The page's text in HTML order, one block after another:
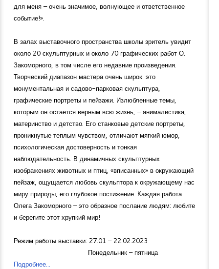
для меня – очень значимое, волнующее и ответственное
событие!».
В залах выставочного пространства школы зритель увидит
около 20 скульптурных и около 70 графических работ О.
Закоморного, в том числе его недавние произведения.
Творческий диапазон мастера очень широк: это
монументальная и садово-парковая скульптура,
графические портреты и пейзажи. Излюбленные темы,
которым он остается верным всю жизнь, – анималистика,
материнство и детство. Его станковые детские портреты,
проникнутые теплым чувством, отличают мягкий юмор,
психологическая достоверность и тонкая
наблюдательность. В динамичных скульптурных
изображениях животных и птиц, «вписанных» в окружающий
пейзаж, ощущается любовь скульптора к окружающему нас
миру природы, его глубокое постижение. Каждая работа
Олега Закоморного – это образное послание людям: любите
и берегите этот хрупкий мир!
Режим работы выставки: 27.01 – 22.02.2023
Понедельник – пятница
Подробнее...